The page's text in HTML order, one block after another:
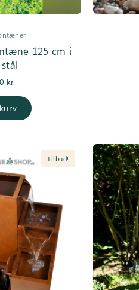
125 cm i
kr.
Tilbud!